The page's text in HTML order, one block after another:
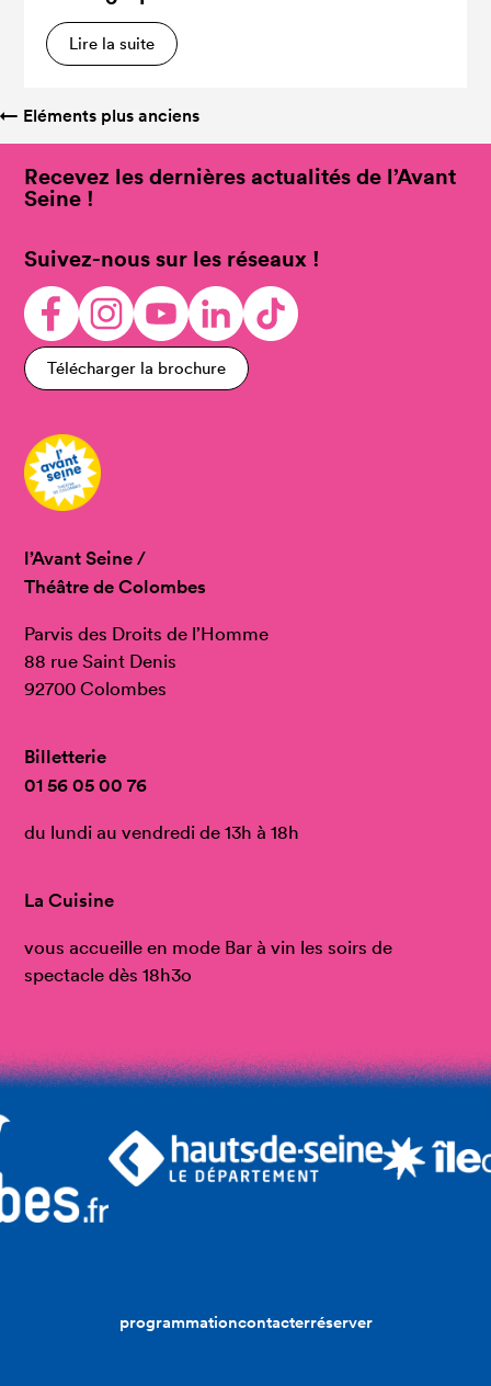
Lire la suite
← Eléments plus anciens
Recevez les dernières actualités de l’Avant
Seine !
Suivez-nous sur les réseaux !
Télécharger la brochure
l’Avant Seine /
Théâtre de Colombes
Parvis des Droits de l’Homme
88 rue Saint Denis
92700 Colombes
Billetterie
01 56 05 00 76
du lundi au vendredi de 13h à 18h
La Cuisine
vous accueille en mode Bar à vin les soirs de
spectacle dès 18h3o
programmationcontacterréserver